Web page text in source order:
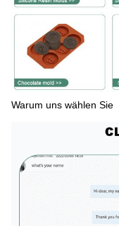
Warum uns wählen Sie